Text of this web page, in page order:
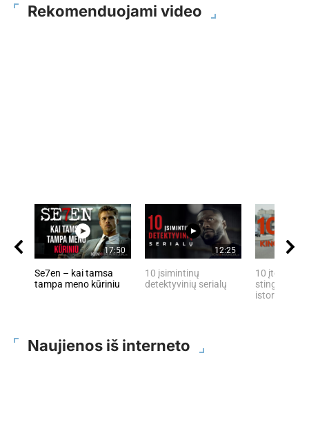
Rekomenduojami video
17:50
Se7en – kai tamsa
tampa meno kūriniu
12:25
10 įsimintinų
detektyvinių serialų
10 įtemptų,
stingdančių
istorijų
Naujienos iš interneto